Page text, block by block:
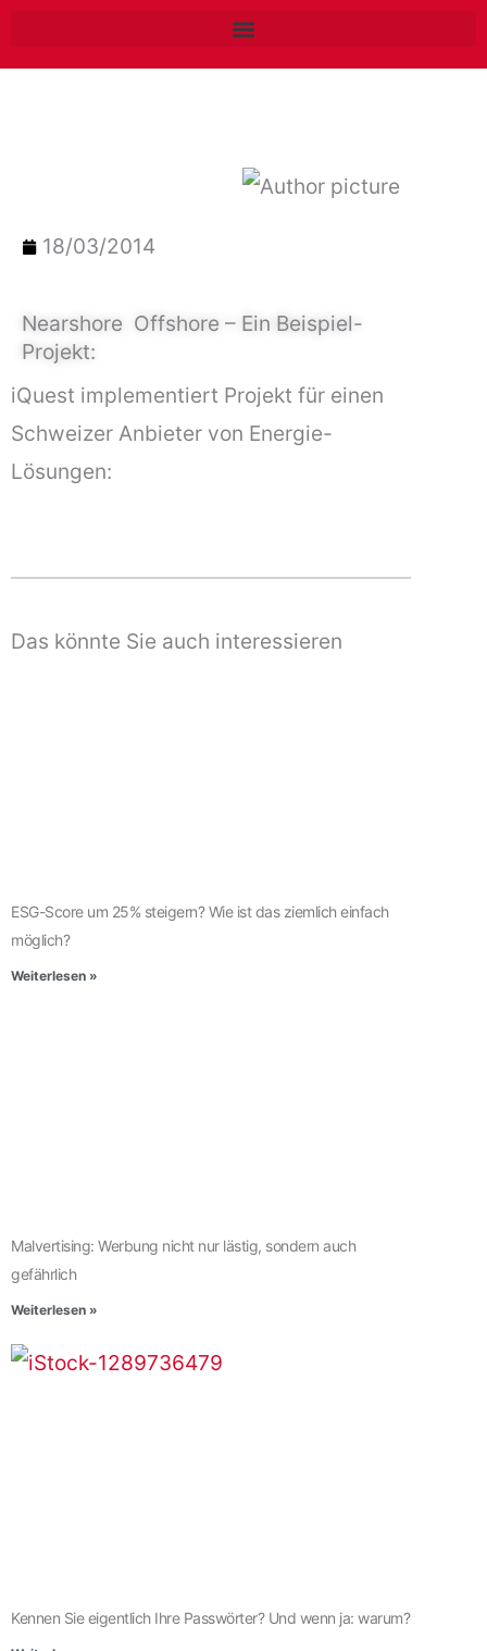
18/03/2014
Nearshore  Offshore – Ein Beispiel-
Projekt:
iQuest implementiert Projekt für einen
Schweizer Anbieter von Energie-
Lösungen:
Das könnte Sie auch interessieren
ESG-Score um 25% steigern? Wie ist das ziemlich einfach
möglich?
Weiterlesen »
Malvertising: Werbung nicht nur lästig, sondern auch
gefährlich
Weiterlesen »
Kennen Sie eigentlich Ihre Passwörter? Und wenn ja: warum?